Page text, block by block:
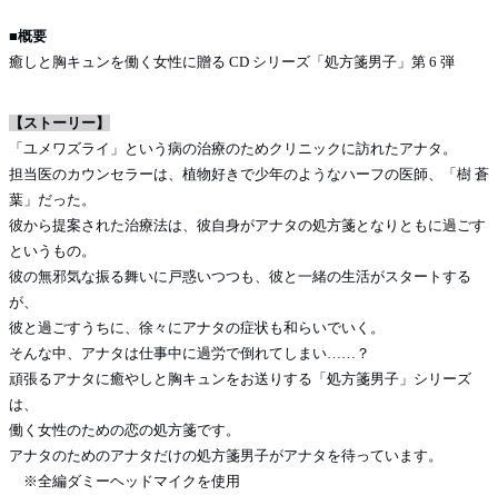
■概要
癒しと胸キュンを働く女性に贈る CD シリーズ「処方箋男子」第 6 弾
【ストーリー】
「ユメワズライ」という病の治療のためクリニックに訪れたアナタ。
担当医のカウンセラーは、植物好きで少年のようなハーフの医師、「樹 蒼
葉」だった。
彼から提案された治療法は、彼自身がアナタの処方箋となりともに過ごす
というもの。
彼の無邪気な振る舞いに戸惑いつつも、彼と一緒の生活がスタートする
が、
彼と過ごすうちに、徐々にアナタの症状も和らいでいく。
そんな中、アナタは仕事中に過労で倒れてしまい……？
頑張るアナタに癒やしと胸キュンをお送りする「処方箋男子」シリーズ
は、
働く女性のための恋の処方箋です。
アナタのためのアナタだけの処方箋男子がアナタを待っています。
※全編ダミーヘッドマイクを使用